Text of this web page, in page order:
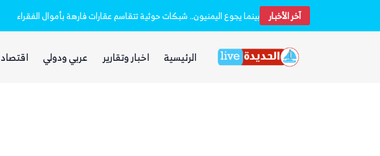
آخر الأخبار بينما يجوع اليمنيون.. شبكات حوثية تتقاسم عقارات فارهة بأموال الفقراء
مليشيا الحوثي تعلن استهداف مطار نجران في السعودية
الرئيسية اخبار وتقارير عربي ودولي اقتصاد